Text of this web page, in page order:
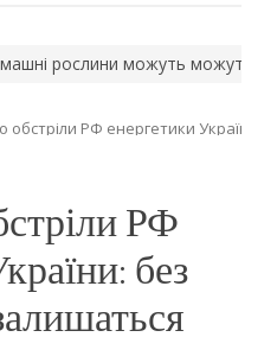
рослини можуть можуть
обстріли РФ енергетики України:
РФ
без